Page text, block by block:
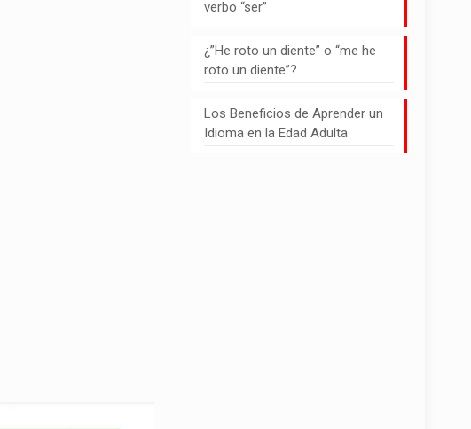
verbo “ser”
¿”He roto un diente” o “me he
roto un diente”?
Los Beneficios de Aprender un
Idioma en la Edad Adulta